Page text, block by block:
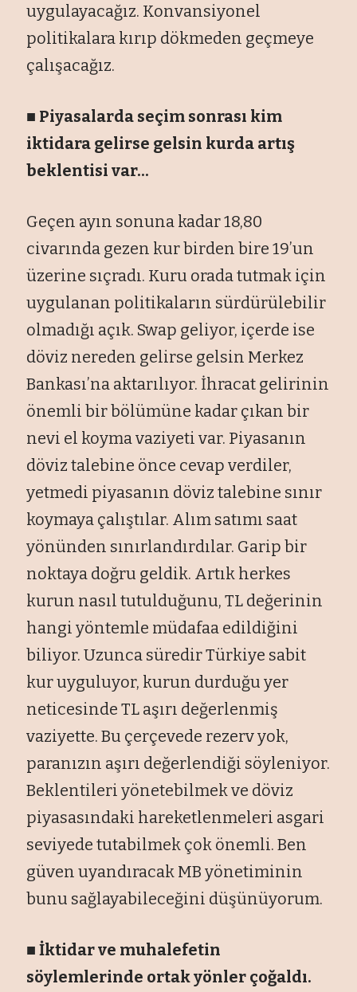
uygulayacağız. Konvansiyonel
politikalara kırıp dökmeden geçmeye
çalışacağız.
■ Piyasalarda seçim sonrası kim
iktidara gelirse gelsin kurda artış
beklentisi var...
Geçen ayın sonuna kadar 18,80
civarında gezen kur birden bire 19’un
üzerine sıçradı. Kuru orada tutmak için
uygulanan politikaların sürdürülebilir
olmadığı açık. Swap geliyor, içerde ise
döviz nereden gelirse gelsin Merkez
Bankası’na aktarılıyor. İhracat gelirinin
önemli bir bölümüne kadar çıkan bir
nevi el koyma vaziyeti var. Piyasanın
döviz talebine önce cevap verdiler,
yetmedi piyasanın döviz talebine sınır
koymaya çalıştılar. Alım satımı saat
yönünden sınırlandırdılar. Garip bir
noktaya doğru geldik. Artık herkes
kurun nasıl tutulduğunu, TL değerinin
hangi yöntemle müdafaa edildiğini
biliyor. Uzunca süredir Türkiye sabit
kur uyguluyor, kurun durduğu yer
neticesinde TL aşırı değerlenmiş
vaziyette. Bu çerçevede rezerv yok,
paranızın aşırı değerlendiği söyleniyor.
Beklentileri yönetebilmek ve döviz
piyasasındaki hareketlenmeleri asgari
seviyede tutabilmek çok önemli. Ben
güven uyandıracak MB yönetiminin
bunu sağlayabileceğini düşünüyorum.
■ İktidar ve muhalefetin
söylemlerinde ortak yönler çoğaldı.